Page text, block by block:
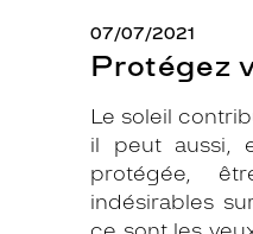
07/07/2021
Protégez
Le soleil
il peut aussi,
protégée,
indésirables